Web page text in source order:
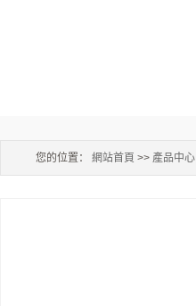
您的位置： 網站首頁 >> 產品中心